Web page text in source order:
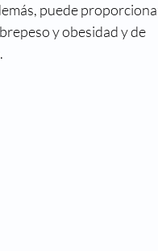
Maternidad
puede
y obesidad y de